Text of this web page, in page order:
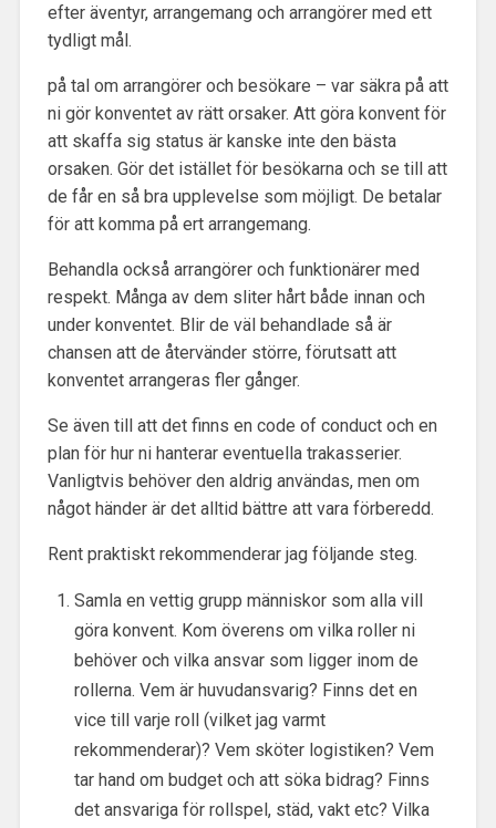
efter äventyr, arrangemang och arrangörer med ett
tydligt mål.
på tal om arrangörer och besökare – var säkra på att
ni gör konventet av rätt orsaker. Att göra konvent för
att skaffa sig status är kanske inte den bästa
orsaken. Gör det istället för besökarna och se till att
de får en så bra upplevelse som möjligt. De betalar
för att komma på ert arrangemang.
Behandla också arrangörer och funktionärer med
respekt. Många av dem sliter hårt både innan och
under konventet. Blir de väl behandlade så är
chansen att de återvänder större, förutsatt att
konventet arrangeras fler gånger.
Se även till att det finns en code of conduct och en
plan för hur ni hanterar eventuella trakasserier.
Vanligtvis behöver den aldrig användas, men om
något händer är det alltid bättre att vara förberedd.
Rent praktiskt rekommenderar jag följande steg.
Samla en vettig grupp människor som alla vill
göra konvent. Kom överens om vilka roller ni
behöver och vilka ansvar som ligger inom de
rollerna. Vem är huvudansvarig? Finns det en
vice till varje roll (vilket jag varmt
rekommenderar)? Vem sköter logistiken? Vem
tar hand om budget och att söka bidrag? Finns
det ansvariga för rollspel, städ, vakt etc? Vilka